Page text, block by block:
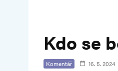
Kdo se
Komentář 16. 5. 2024